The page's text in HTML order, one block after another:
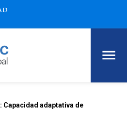
Capacidad adaptativa de